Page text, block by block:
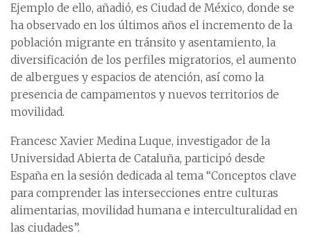
Ejemplo de ello, añadió, es Ciudad de México, donde se
ha observado en los últimos años el incremento de la
población migrante en tránsito y asentamiento, la
diversificación de los perfiles migratorios, el aumento
de albergues y espacios de atención, así como la
presencia de campamentos y nuevos territorios de
movilidad.
Francesc Xavier Medina Luque, investigador de la
Universidad Abierta de Cataluña, participó desde
España en la sesión dedicada al tema “Conceptos clave
para comprender las intersecciones entre culturas
alimentarias, movilidad humana e interculturalidad en
las ciudades”.